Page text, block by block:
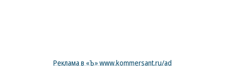
Реклама в «Ъ» www.kommersant.ru/ad